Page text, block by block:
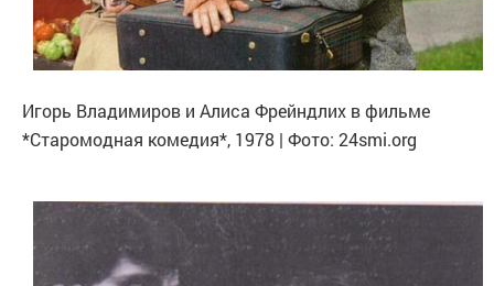
Игорь Владимиров и Алиса Фрейндлих в фильме
*Старомодная комедия*, 1978 | Фото: 24smi.org